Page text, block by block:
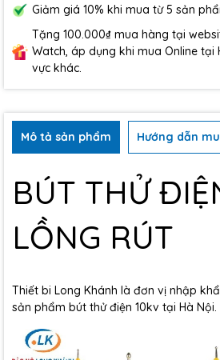
Giảm giá 10% khi mua từ 5 sản
Tặng 100.000₫ mua hàng tại
Watch, áp dụng khi mua Online tại
vực khác.
Mô tả sản phẩm Hướng dẫn
BÚT THỬ
LỒNG RÚT
Thiết bi Long Khánh là đơn vị nhập
sản phẩm bút thử điện 10kv tại Hà Nội.